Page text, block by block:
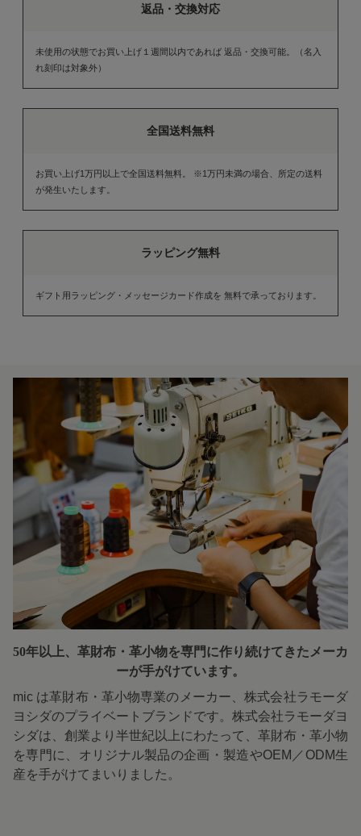
返品・交換対応
未使用の状態でお買い上げ１週間以内であれば 返品・交換可能。（名入
れ刻印は対象外）
全国送料無料
お買い上げ1万円以上で全国送料無料。 ※1万円未満の場合、所定の送料
が発生いたします。
ラッピング無料
ギフト用ラッピング・メッセージカード作成を 無料で承っております。
50年以上、革財布・革小物を専門に作り続けてきたメーカ
ーが手がけています。
mic は革財布・革小物専業のメーカー、株式会社ラモーダ
ヨシダのプライベートブランドです。株式会社ラモーダヨ
シダは、創業より半世紀以上にわたって、革財布・革小物
を専門に、オリジナル製品の企画・製造やOEM／ODM生
産を手がけてまいりました。